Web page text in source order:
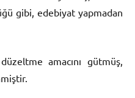
gibi, edebiyat yapmadan
amacını gütmüş,